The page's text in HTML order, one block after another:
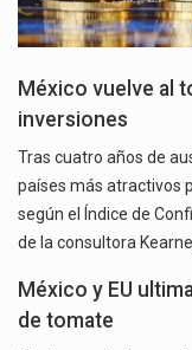
México vuelve al
inversiones
Tras cuatro años de
países más atractivos
según el Índice de
de la consultora
México y EU
de tomate